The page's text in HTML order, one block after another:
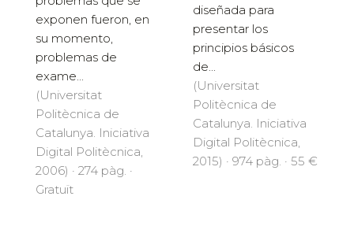
exponen fueron, en
su momento,
problemas de
exame...
(Universitat
Politècnica de
Catalunya. Iniciativa
Digital Politècnica,
2006) · 274 pàg. ·
Gratuït
diseñada para
presentar los
principios básicos
de...
(Universitat
Politècnica de
Catalunya. Iniciativa
Digital Politècnica,
2015) · 974 pàg. · 55 €